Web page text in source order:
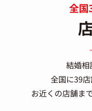
全国
結婚相
全国に39店
お近くの店舗ま